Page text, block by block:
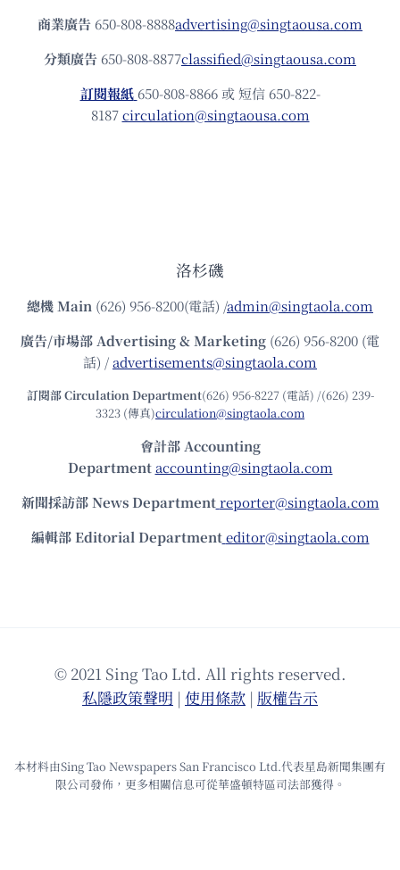
商業廣告 650-808-8888advertising@singtaousa.com
分類廣告 650-808-8877classified@singtaousa.com
訂閱報紙 650-808-8866 或 短信 650-822-
8187circulation@singtaousa.com
洛杉磯
總機Main (626) 956-8200(電話) /admin@singtaola.com
廣告/市場部Advertising & Marketing (626) 956-8200 (電
話) /advertisements@singtaola.com
訂閱部 Circulation Department(626) 956-8227 (電話) /(626) 239-
3323 (傳真)circulation@singtaola.com
會計部 Accounting
Department accounting@singtaola.com
新聞採訪部 News Department reporter@singtaola.com
編輯部 Editorial Department editor@singtaola.com
© 2021 Sing Tao Ltd. All rights reserved.
私隱政策聲明 | 使⽤條款 | 版權告⽰
本材料由Sing Tao Newspapers San Francisco Ltd.代表星島新聞集團有
限公司發佈，更多相關信息可從華盛頓特區司法部獲得。